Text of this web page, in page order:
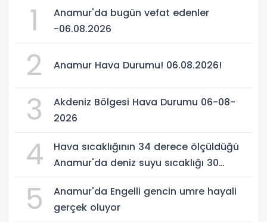
1
Anamur'da bugün vefat edenler
-06.08.2026
2 Anamur Hava Durumu! 06.08.2026!
3
Akdeniz Bölgesi Hava Durumu 06-08-
2026
4
Hava sıcaklığının 34 derece ölçüldüğü
Anamur'da deniz suyu sıcaklığı 30
5
Anamur'da Engelli gencin umre hayali
gerçek oluyor